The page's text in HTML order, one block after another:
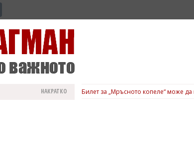
НАКРАТКО Билет за „Мръсното копеле“ може да